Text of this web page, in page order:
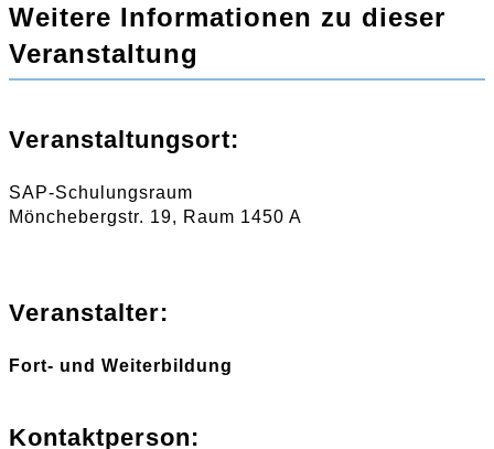
Weitere Informationen zu dieser
Veranstaltung
Veranstaltungsort:
SAP-Schulungsraum
Mönchebergstr. 19, Raum 1450 A
Veranstalter:
Fort- und Weiterbildung
Kontaktperson: